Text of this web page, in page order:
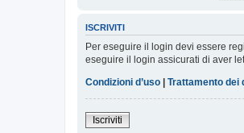
ISCRIVITI
Per eseguire il login devi essere
eseguire il login assicurati di aver
Condizioni d’uso | Trattamento dei
Iscriviti